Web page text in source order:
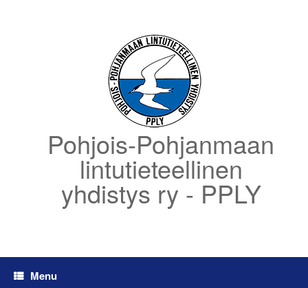
Pohjois-Pohjanmaan
lintutieteellinen
yhdistys ry - PPLY
Menu